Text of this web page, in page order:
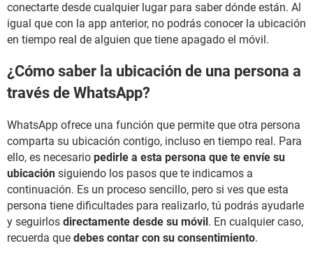
conectarte desde cualquier lugar para saber dónde están. Al
igual que con la app anterior, no podrás conocer la ubicación
en tiempo real de alguien que tiene apagado el móvil.
¿Cómo saber la ubicación de una persona a
través de WhatsApp?
WhatsApp ofrece una función que permite que otra persona
comparta su ubicación contigo, incluso en tiempo real. Para
ello, es necesario pedirle a esta persona que te envíe su
ubicación siguiendo los pasos que te indicamos a
continuación. Es un proceso sencillo, pero si ves que esta
persona tiene dificultades para realizarlo, tú podrás ayudarle
y seguirlos directamente desde su móvil. En cualquier caso,
recuerda que debes contar con su consentimiento.